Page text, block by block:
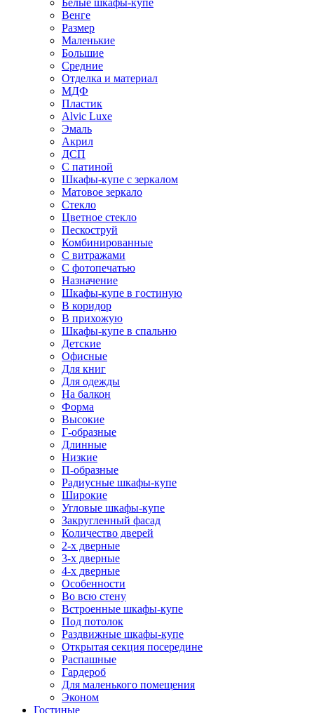
Белые шкафы-купе
Венге
Размер
Маленькие
Большие
Средние
Отделка и материал
МДФ
Пластик
Alvic Luxe
Эмаль
Акрил
ДСП
С патиной
Шкафы-купе с зеркалом
Матовое зеркало
Стекло
Цветное стекло
Пескоструй
Комбинированные
С витражами
С фотопечатью
Назначение
Шкафы-купе в гостиную
В коридор
В прихожую
Шкафы-купе в спальню
Детские
Офисные
Для книг
Для одежды
На балкон
Форма
Высокие
Г-образные
Длинные
Низкие
П-образные
Радиусные шкафы-купе
Широкие
Угловые шкафы-купе
Закругленный фасад
Количество дверей
2-х дверные
3-х дверные
4-х дверные
Особенности
Во всю стену
Встроенные шкафы-купе
Под потолок
Раздвижные шкафы-купе
Открытая секция посередине
Распашные
Гардероб
Для маленького помещения
Эконом
Гостиные